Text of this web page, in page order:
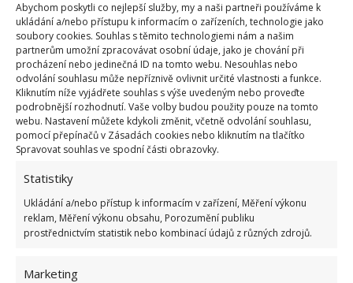
Abychom poskytli co nejlepší služby, my a naši partneři používáme k
ukládání a/nebo přístupu k informacím o zařízeních, technologie jako
soubory cookies. Souhlas s těmito technologiemi nám a našim
partnerům umožní zpracovávat osobní údaje, jako je chování při
procházení nebo jedinečná ID na tomto webu. Nesouhlas nebo
odvolání souhlasu může nepříznivě ovlivnit určité vlastnosti a funkce.
Kliknutím níže vyjádřete souhlas s výše uvedeným nebo proveďte
podrobnější rozhodnutí. Vaše volby budou použity pouze na tomto
webu. Nastavení můžete kdykoli změnit, včetně odvolání souhlasu,
pomocí přepínačů v Zásadách cookies nebo kliknutím na tlačítko
Spravovat souhlas ve spodní části obrazovky.
Statistiky
Ukládání a/nebo přístup k informacím v zařízení, Měření výkonu
reklam, Měření výkonu obsahu, Porozumění publiku
prostřednictvím statistik nebo kombinací údajů z různých zdrojů.
Marketing
Pokuta až 10 000 Kč hrozí za nesprávné sekání i
nesekání trávy. Záleží i na prostředku a lokaci
1.6.2026
Kvíz na téma pionýrské tábory za socialismu:
Kdo je zažil, bez problému získá 12 ze 12 bodů
12.5.2026
komunismu: 10 retro otázek ukáže, kdo má
dobrý přehled
23.6.2026